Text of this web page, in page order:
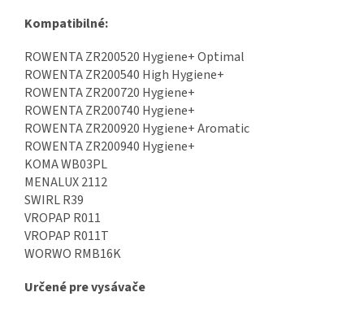
Kompatibilné:
ROWENTA ZR200520 Hygiene+ Optimal
ROWENTA ZR200540 High Hygiene+
ROWENTA ZR200720 Hygiene+
ROWENTA ZR200740 Hygiene+
ROWENTA ZR200920 Hygiene+ Aromatic
ROWENTA ZR200940 Hygiene+
KOMA WB03PL
MENALUX 2112
SWIRL R39
VROPAP R011
VROPAP R011T
WORWO RMB16K
Určené pre vysávače